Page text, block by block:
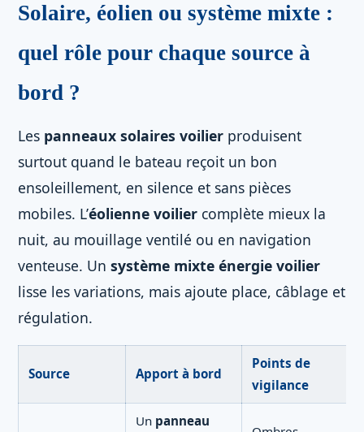
Solaire, éolien ou système mixte :
quel rôle pour chaque source à
bord ?
Les panneaux solaires voilier produisent
surtout quand le bateau reçoit un bon
ensoleillement, en silence et sans pièces
mobiles. L’éolienne voilier complète mieux la
nuit, au mouillage ventilé ou en navigation
venteuse. Un système mixte énergie voilier
lisse les variations, mais ajoute place, câblage et
régulation.
Source Apport à bord
Points de
vigilance
Un panneau